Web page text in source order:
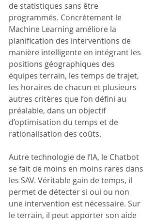
de statistiques sans être
programmés. Concrètement le
Machine Learning améliore la
planification des interventions de
manière intelligente en intégrant les
positions géographiques des
équipes terrain, les temps de trajet,
les horaires de chacun et plusieurs
autres critères que l’on défini au
préalable, dans un objectif
d’optimisation du temps et de
rationalisation des coûts.
Autre technologie de l’IA, le Chatbot
se fait de moins en moins rares dans
les SAV. Véritable gain de temps, il
permet de détecter si oui ou non
une intervention est nécessaire. Sur
le terrain, il peut apporter son aide